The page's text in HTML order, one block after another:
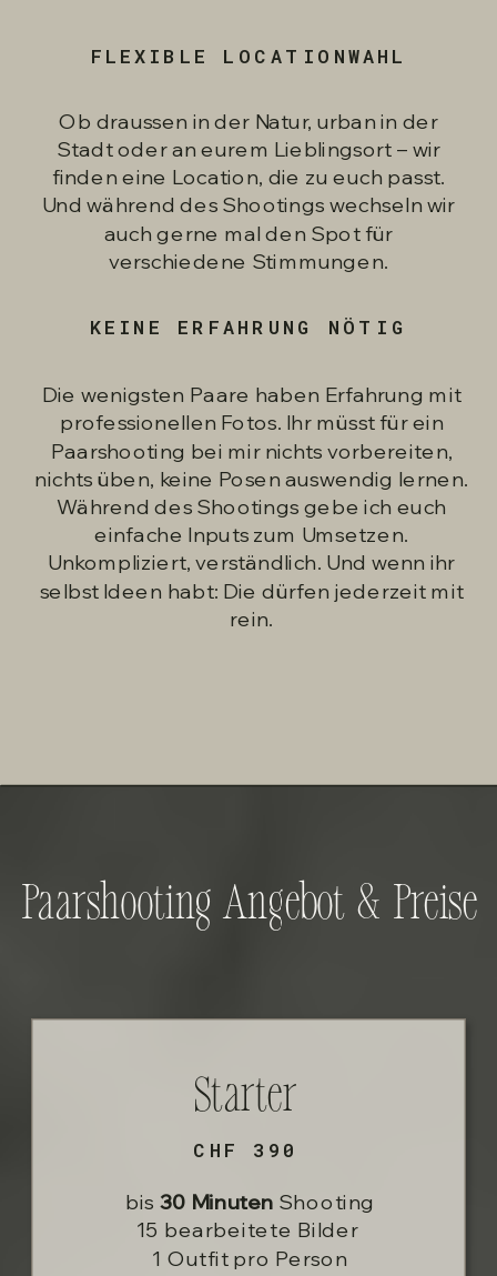
Die wenigsten Paare haben Erfahrung mit
professionellen Fotos. Ihr müsst für ein
Paarshooting bei mir nichts vorbereiten,
nichts üben, keine Posen auswendig lernen.
Während des Shootings gebe ich euch
einfache Inputs zum Umsetzen.
Unkompliziert, verständlich. Und wenn ihr
selbst Ideen habt: Die dürfen jederzeit mit
rein.
KEINE ERFAHRUNG NÖTIG
Ob draussen in der Natur, urban in der
Stadt oder an eurem Lieblingsort – wir
finden eine Location, die zu euch passt.
Und während des Shootings wechseln wir
auch gerne mal den Spot für
verschiedene Stimmungen.
FLEXIBLE LOCATIONWAHL
bis 30 Minuten Shooting
15 bearbeitete Bilder
1 Outfit pro Person
CHF 390
Starter
Paarshooting Angebot & Preise